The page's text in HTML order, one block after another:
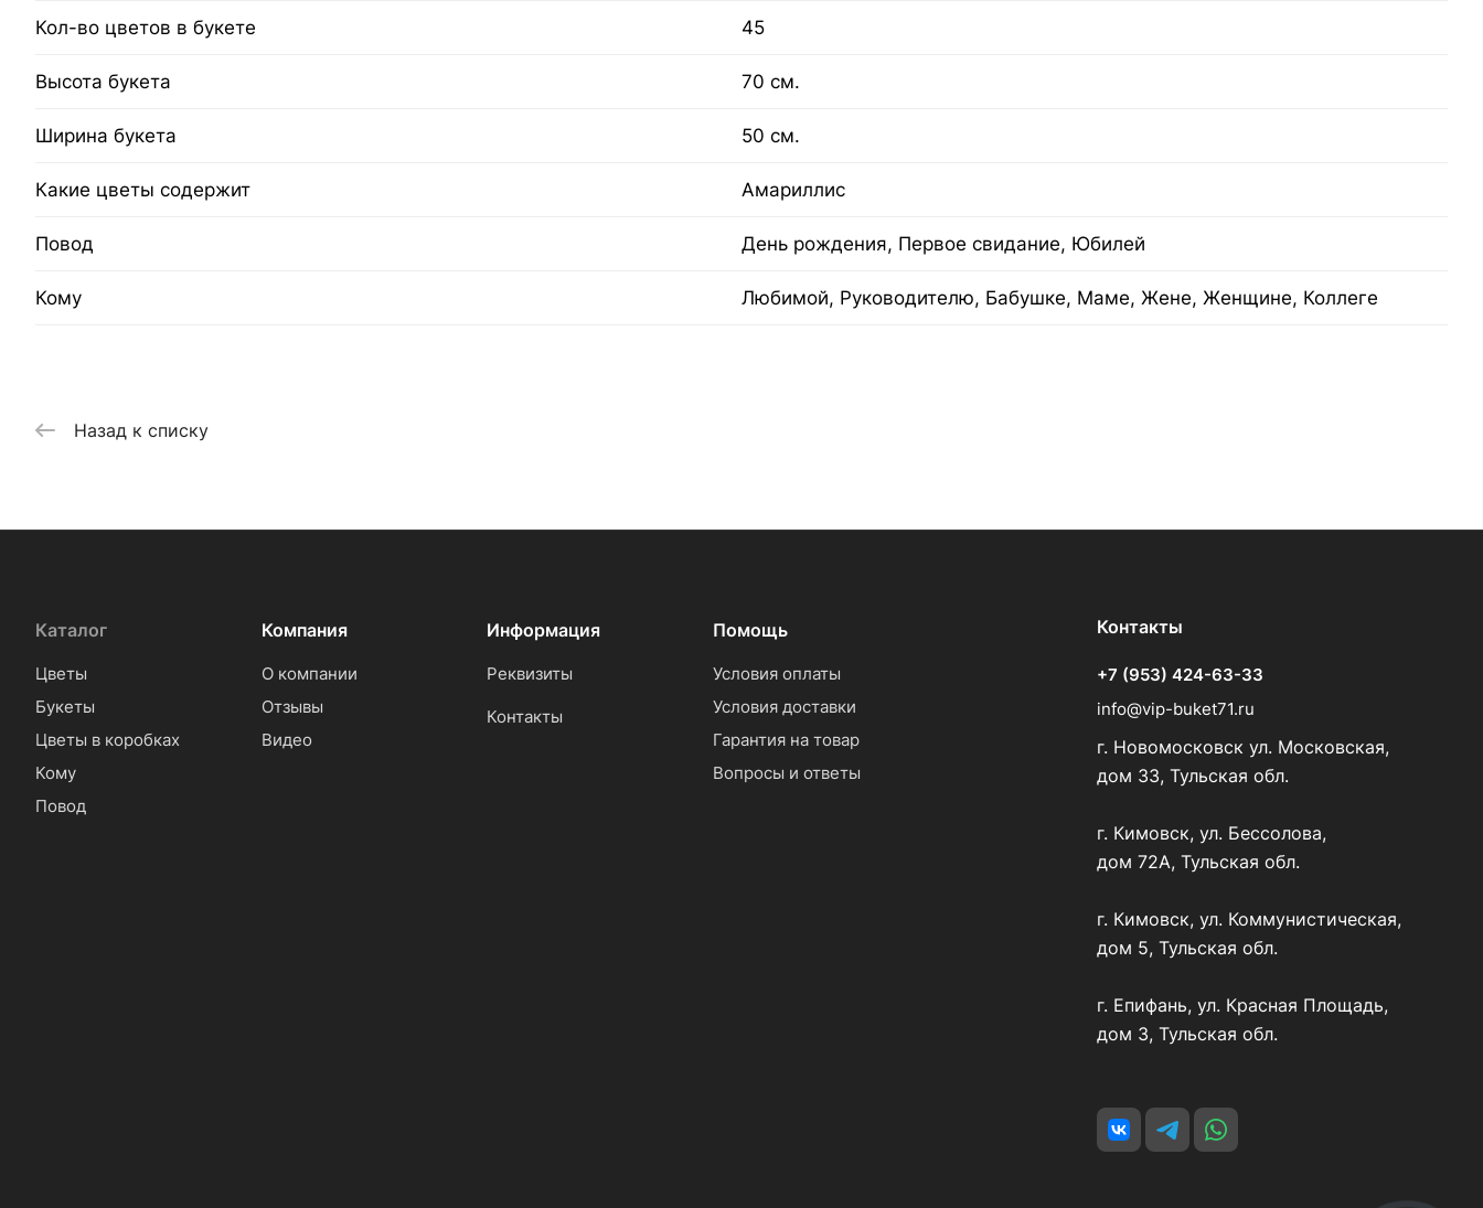
Кол-во цветов в букете 45
Высота букета 70 см.
Ширина букета 50 см.
Какие цветы содержит Амариллис
Повод День рождения, Первое свидание, Юбилей
Кому Любимой, Руководителю, Бабушке, Маме, Жене, Женщине, Коллеге
Назад к списку
Каталог
Цветы
Букеты
Цветы в коробках
Кому
Повод
Компания
О компании
Отзывы
Видео
Информация
Реквизиты
Контакты
Помощь
Условия оплаты
Условия доставки
Гарантия на товар
Вопросы и ответы
Контакты
+7 (953) 424-63-33
info@vip-buket71.ru
г. Новомосковск ул. Московская,
дом 33, Тульская обл.
г. Кимовск, ул. Бессолова,
дом 72А, Тульская обл.
г. Кимовск, ул. Коммунистическая,
дом 5, Тульская обл.
г. Епифань, ул. Красная Площадь,
дом 3, Тульская обл.